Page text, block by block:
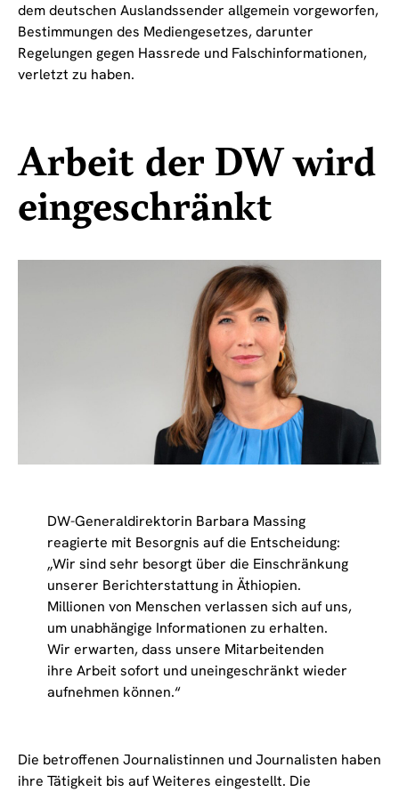
dem deutschen Auslandssender allgemein vorgeworfen,
Bestimmungen des Mediengesetzes, darunter
Regelungen gegen Hassrede und Falschinformationen,
verletzt zu haben.
Arbeit der DW wird
eingeschränkt
DW-Generaldirektorin Barbara Massing
reagierte mit Besorgnis auf die Entscheidung:
„Wir sind sehr besorgt über die Einschränkung
unserer Berichterstattung in Äthiopien.
Millionen von Menschen verlassen sich auf uns,
um unabhängige Informationen zu erhalten.
Wir erwarten, dass unsere Mitarbeitenden
ihre Arbeit sofort und uneingeschränkt wieder
aufnehmen können.“
Die betroffenen Journalistinnen und Journalisten haben
ihre Tätigkeit bis auf Weiteres eingestellt. Die